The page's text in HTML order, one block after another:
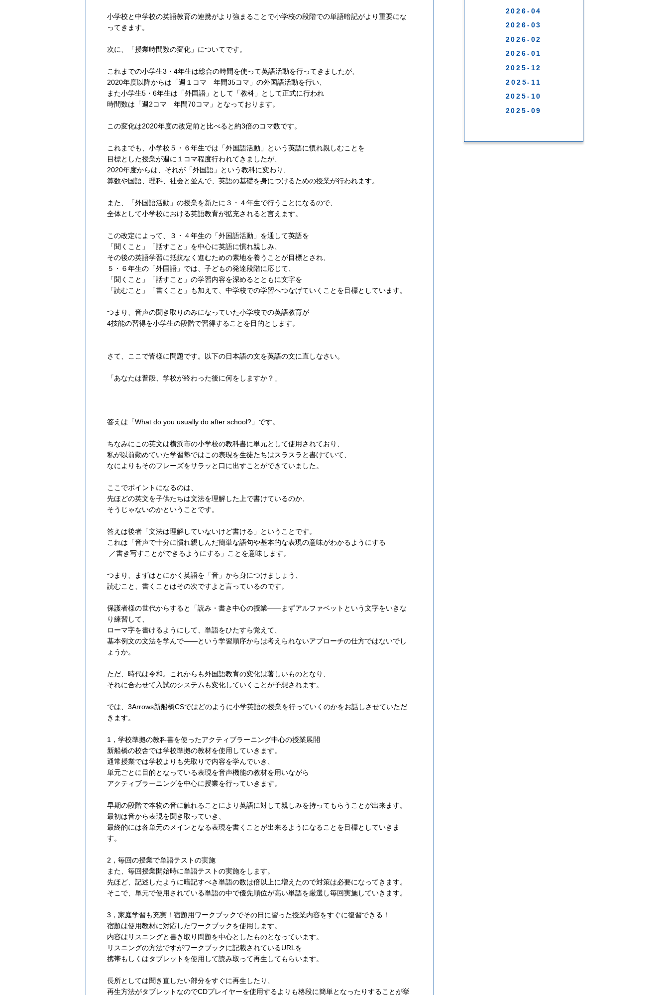
小学校と中学校の英語教育の連携がより強まることで小学校の段階での単語暗記がより重要にな
ってきます。
次に、「授業時間数の変化」についてです。
これまでの小学生3・4年生は総合の時間を使って英語活動を行ってきましたが、
2020年度以降からは「週１コマ 年間35コマ」の外国語活動を行い、
また小学生5・6年生は「外国語」として「教科」として正式に行われ
時間数は「週2コマ 年間70コマ」となっております。
この変化は2020年度の改定前と比べると約3倍のコマ数です。
これまでも、小学校５・６年生では「外国語活動」という英語に慣れ親しむことを
目標とした授業が週に１コマ程度行われてきましたが、
2020年度からは、それが「外国語」という教科に変わり、
算数や国語、理科、社会と並んで、英語の基礎を身につけるための授業が行われます。
また、「外国語活動」の授業を新たに３・４年生で行うことになるので、
全体として小学校における英語教育が拡充されると言えます。
この改定によって、３・４年生の「外国語活動」を通して英語を
「聞くこと」「話すこと」を中心に英語に慣れ親しみ、
その後の英語学習に抵抗なく進むための素地を養うことが目標とされ、
５・６年生の「外国語」では、子どもの発達段階に応じて、
「聞くこと」「話すこと」の学習内容を深めるとともに文字を
「読むこと」「書くこと」も加えて、中学校での学習へつなげていくことを目標としています。
つまり、音声の聞き取りのみになっていた小学校での英語教育が
4技能の習得を小学生の段階で習得することを目的とします。
さて、ここで皆様に問題です。以下の日本語の文を英語の文に直しなさい。
「あなたは普段、学校が終わった後に何をしますか？」
答えは「What do you usually do after school?」です。
ちなみにこの英文は横浜市の小学校の教科書に単元として使用されており、
私が以前勤めていた学習塾ではこの表現を生徒たちはスラスラと書けていて、
なによりもそのフレーズをサラッと口に出すことができていました。
ここでポイントになるのは、
先ほどの英文を子供たちは文法を理解した上で書けているのか、
そうじゃないのかということです。
答えは後者「文法は理解していないけど書ける」ということです。
これは「音声で十分に慣れ親しんだ簡単な語句や基本的な表現の意味がわかるようにする
／書き写すことができるようにする」ことを意味します。
つまり、まずはとにかく英語を「音」から身につけましょう、
読むこと、書くことはその次ですよと言っているのです。
保護者様の世代からすると「読み・書き中心の授業——まずアルファベットという文字をいきな
り練習して、
ローマ字を書けるようにして、単語をひたすら覚えて、
基本例文の文法を学んで——という学習順序からは考えられないアプローチの仕方ではないでし
ょうか。
ただ、時代は令和。これからも外国語教育の変化は著しいものとなり、
それに合わせて入試のシステムも変化していくことが予想されます。
では、3Arrows新船橋CSではどのように小学英語の授業を行っていくのかをお話しさせていただ
きます。
1，学校準拠の教科書を使ったアクティブラーニング中心の授業展開
新船橋の校舎では学校準拠の教材を使用していきます。
通常授業では学校よりも先取りで内容を学んでいき、
単元ごとに目的となっている表現を音声機能の教材を用いながら
アクティブラーニングを中心に授業を行っていきます。
早期の段階で本物の音に触れることにより英語に対して親しみを持ってもらうことが出来ます。
最初は音から表現を聞き取っていき、
最終的には各単元のメインとなる表現を書くことが出来るようになることを目標としていきま
す。
2，毎回の授業で単語テストの実施
また、毎回授業開始時に単語テストの実施をします。
先ほど、記述したように暗記すべき単語の数は倍以上に増えたので対策は必要になってきます。
そこで、単元で使用されている単語の中で優先順位が高い単語を厳選し毎回実施していきます。
3，家庭学習も充実！宿題用ワークブックでその日に習った授業内容をすぐに復習できる！
宿題は使用教材に対応したワークブックを使用します。
内容はリスニングと書き取り問題を中心としたものとなっています。
リスニングの方法ですがワークブックに記載されているURLを
携帯もしくはタブレットを使用して読み取って再生してもらいます。
長所としては聞き直したい部分をすぐに再生したり、
再生方法がタブレットなのでCDプレイヤーを使用するよりも格段に簡単となったりすることが挙
2026-04
2026-03
2026-02
2026-01
2025-12
2025-11
2025-10
2025-09